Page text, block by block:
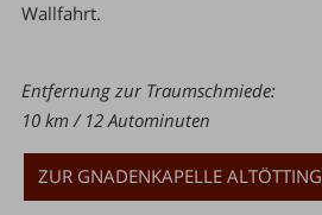
Wallfahrt.
Entfernung zur Traumschmiede:
10 km / 12 Autominuten
ZUR GNADENKAPELLE ALTÖTTING